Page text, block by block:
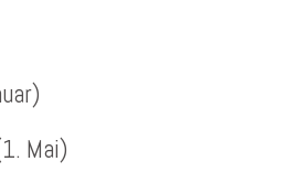
Mai)